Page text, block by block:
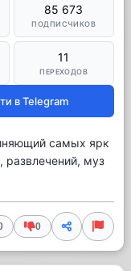
85 673
ПОДПИСЧИКОВ
11
ПЕРЕХОДОВ
в Telegram
самых ярк
развлечений, муз
0